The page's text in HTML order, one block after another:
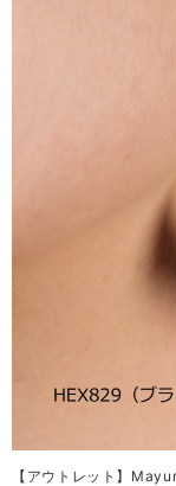
【アウトレット】